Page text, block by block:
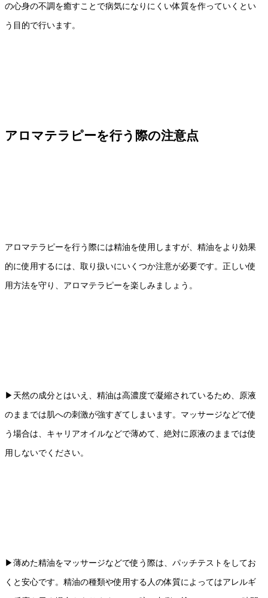
の心身の不調を癒すことで病気になりにくい体質を作っていくとい
う目的で行います。
アロマテラピーを行う際の注意点
アロマテラピーを行う際には精油を使用しますが、精油をより効果
的に使用するには、取り扱いにいくつか注意が必要です。正しい使
用方法を守り、アロマテラピーを楽しみましょう。
▶︎天然の成分とはいえ、精油は高濃度で凝縮されているため、原液
のままでは肌への刺激が強すぎてしまいます。マッサージなどで使
う場合は、キャリアオイルなどで薄めて、絶対に原液のままでは使
用しないでください。
▶︎薄めた精油をマッサージなどで使う際は、パッチテストをしてお
くと安心です。精油の種類や使用する人の体質によってはアレルギ